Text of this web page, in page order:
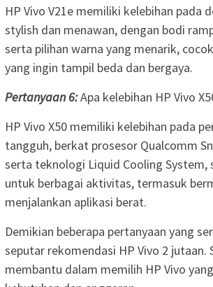
HP Vivo V21e memiliki kelebihan pada
stylish dan menawan, dengan bodi
serta pilihan warna yang menarik,
yang ingin tampil beda dan bergaya.
Pertanyaan 6:Apa kelebihan HP Vivo
HP Vivo X50 memiliki kelebihan pada
tangguh, berkat prosesor Qualcomm
serta teknologi Liquid Cooling System,
untuk berbagai aktivitas, termasuk
menjalankan aplikasi berat.
Demikian beberapa pertanyaan yang
seputar rekomendasi HP Vivo 2 jutaan.
membantu dalam memilih HP Vivo